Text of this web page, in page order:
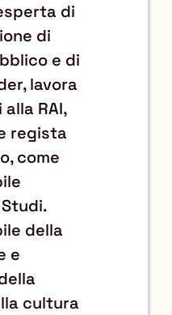
di
di
e di
lavora
RAI,
regista
come
della
e
cultura